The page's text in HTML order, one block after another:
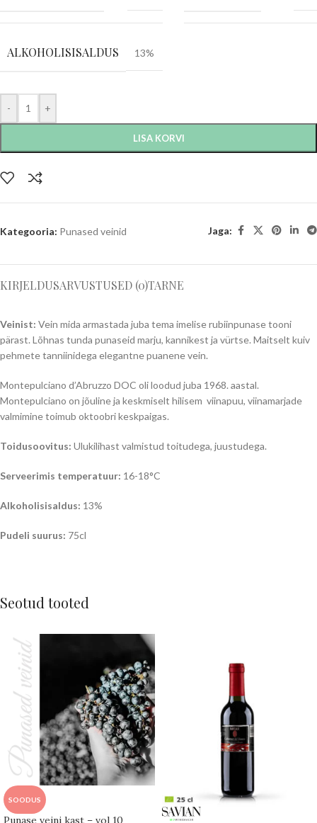
ALKOHOLISISALDUS 13%
- +
LISA KORVI
Kategooria: Punased veinid Jaga:
KIRJELDUSARVUSTUSED (0)TARNE
Veinist: Vein mida armastada juba tema imelise rubiinpunase tooni
pärast. Lõhnas tunda punaseid marju, kannikest ja vürtse. Maitselt kuiv
pehmete tanniinidega elegantne puanene vein.
Montepulciano d’Abruzzo DOC oli loodud juba 1968. aastal.
Montepulciano on jõuline ja keskmiselt hilisem viinapuu, viinamarjade
valmimine toimub oktoobri keskpaigas.
Toidusoovitus: Ulukilihast valmistud toitudega, juustudega.
Serveerimis temperatuur: 16-18°C
Alkoholisisaldus: 13%
Pudeli suurus: 75cl
Seotud tooted
SOODUS
Punase veini kast – vol 10